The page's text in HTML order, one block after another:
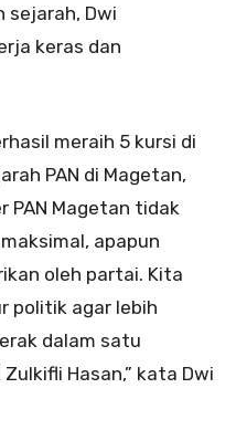
sejarah, Dwi
keras dan
meraih 5 kursi di
PAN di Magetan,
PAN Magetan tidak
apapun
oleh partai. Kita
politik agar lebih
dalam satu
Hasan,” kata Dwi